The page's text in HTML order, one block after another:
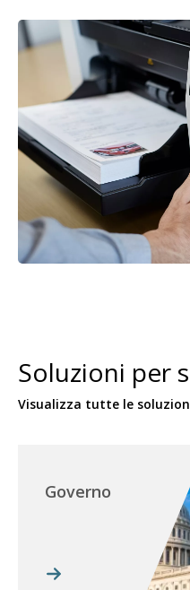
Immagine
Soluzioni per
Visualizza tutte le
Governo